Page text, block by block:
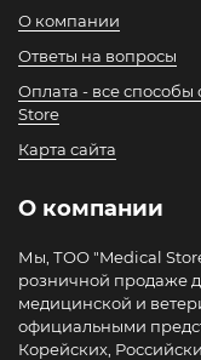
О компании
Ответы на вопросы
Оплата - все способы
Store
Карта сайта
О компании
Мы, ТОО "Medical
розничной продаже
медицинской и
официальными
Корейских,